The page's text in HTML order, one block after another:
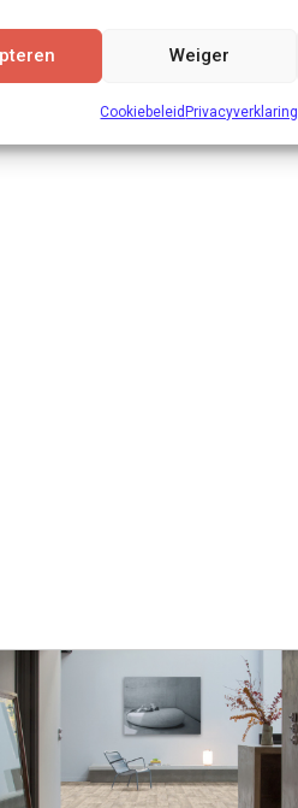
Weiger
CookiebeleidPrivacyverklaring